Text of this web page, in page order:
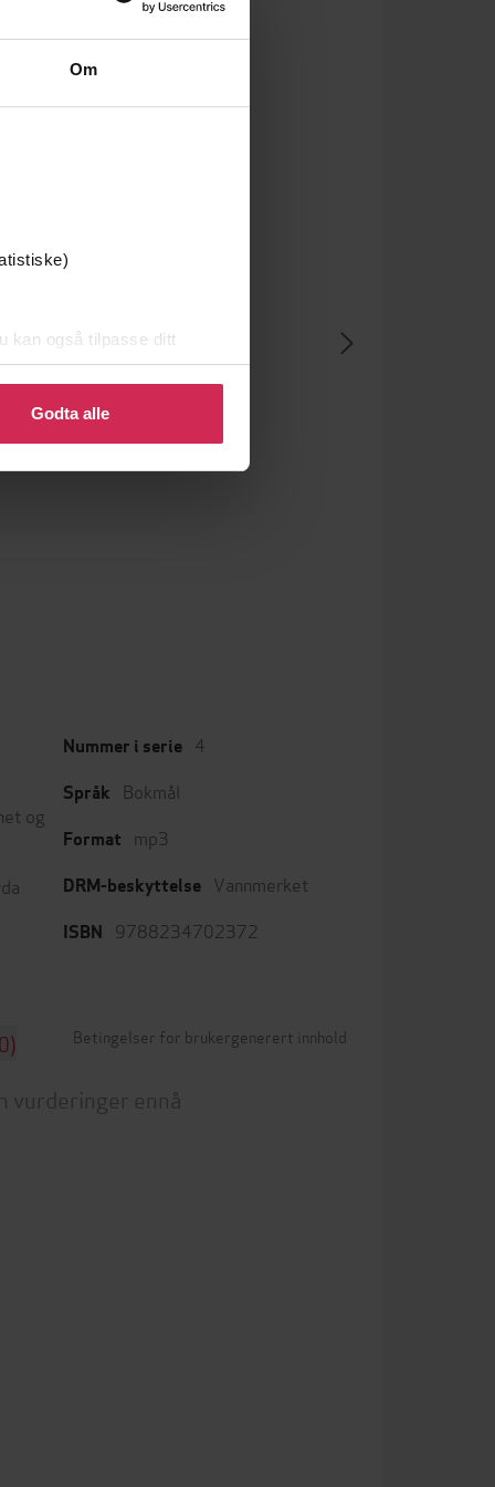
Om
kan også tilpasse ditt
eller endre ditt samtykke.
Godta alle
og
Nummer i serie 4
Språk Bokmål
Format mp3
DRM-beskyttelse Vannmerket
ISBN 9788234702372
Betingelser for brukergenerert innhold
vurderinger ennå